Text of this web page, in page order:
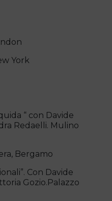
York
“ con Davide
Redaelli. Mulino
Bergamo
Con Davide
Gozio.Palazzo